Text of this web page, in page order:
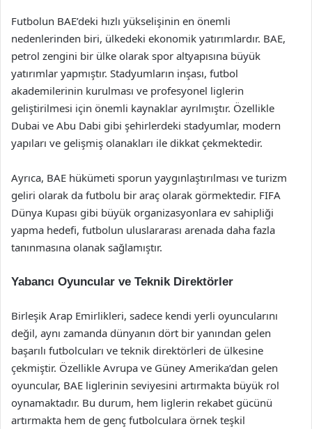
Futbolun BAE’deki hızlı yükselişinin en önemli
nedenlerinden biri, ülkedeki ekonomik yatırımlardır. BAE,
petrol zengini bir ülke olarak spor altyapısına büyük
yatırımlar yapmıştır. Stadyumların inşası, futbol
akademilerinin kurulması ve profesyonel liglerin
geliştirilmesi için önemli kaynaklar ayrılmıştır. Özellikle
Dubai ve Abu Dabi gibi şehirlerdeki stadyumlar, modern
yapıları ve gelişmiş olanakları ile dikkat çekmektedir.
Ayrıca, BAE hükümeti sporun yaygınlaştırılması ve turizm
geliri olarak da futbolu bir araç olarak görmektedir. FIFA
Dünya Kupası gibi büyük organizasyonlara ev sahipliği
yapma hedefi, futbolun uluslararası arenada daha fazla
tanınmasına olanak sağlamıştır.
Yabancı Oyuncular ve Teknik Direktörler
Birleşik Arap Emirlikleri, sadece kendi yerli oyuncularını
değil, aynı zamanda dünyanın dört bir yanından gelen
başarılı futbolcuları ve teknik direktörleri de ülkesine
çekmiştir. Özellikle Avrupa ve Güney Amerika’dan gelen
oyuncular, BAE liglerinin seviyesini artırmakta büyük rol
oynamaktadır. Bu durum, hem liglerin rekabet gücünü
artırmakta hem de genç futbolculara örnek teşkil